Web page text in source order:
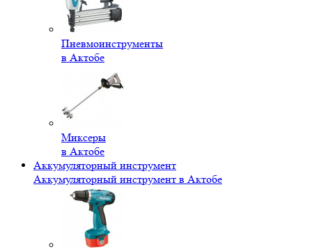
Пневмоинструменты
в Актобе
Миксеры
в Актобе
Аккумуляторный инструмент
Аккумуляторный инструмент в Актобе